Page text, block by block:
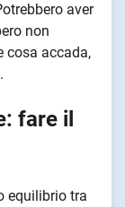
aver
non
cosa accada,
fare il
equilibrio tra